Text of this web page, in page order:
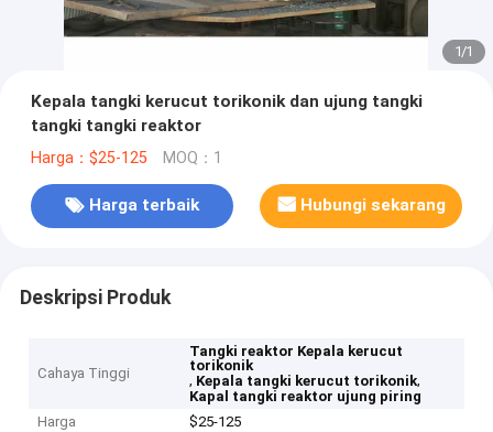
1/1
Kepala tangki kerucut torikonik dan ujung tangki
tangki tangki reaktor
Harga：$25-125 MOQ：1
Harga terbaik Hubungi sekarang
Deskripsi Produk
Cahaya Tinggi
Tangki reaktor Kepala kerucut
torikonik
, Kepala tangki kerucut torikonik,
Kapal tangki reaktor ujung piring
Harga
$25-125